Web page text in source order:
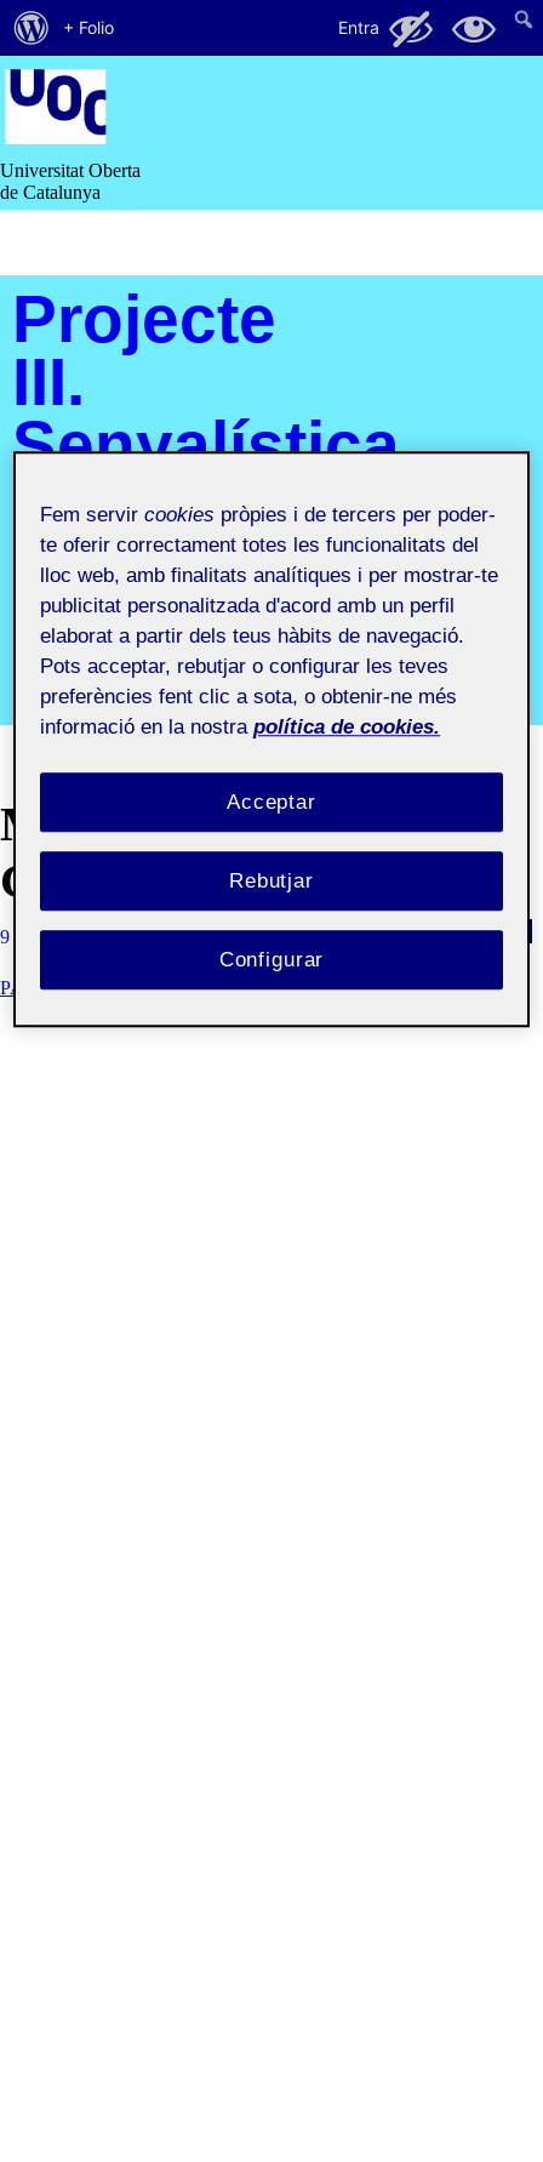
Saltar
contingut
Universitat Oberta
de Catalunya
Projecte
III.
Senyalística
Digital
Signage
Segon semestre 2019-2020. Aula 1
MUSEU DE
GRANOLLERS
9 MARÇ, 2020 LAIA NADAL PUJOL VISIBILITAT: PÚBLIC
PAC1 - DESCOBRIR LA SENYALÍSTICA
Quant
al
WordPress
+ Folio Entra 87 32
Fem servircookies pròpies i de tercers per poder-
te oferir correctament totes les funcionalitats del
lloc web, amb finalitats analítiques i per mostrar-te
publicitat personalitzada d'acord amb un perfil
elaborat a partir dels teus hàbits de navegació.
Pots acceptar, rebutjar o configurar les teves
preferències fent clic a sota, o obtenir-ne més
informació en la nostra política de cookies.
Rebutjar
Acceptar
Configurar